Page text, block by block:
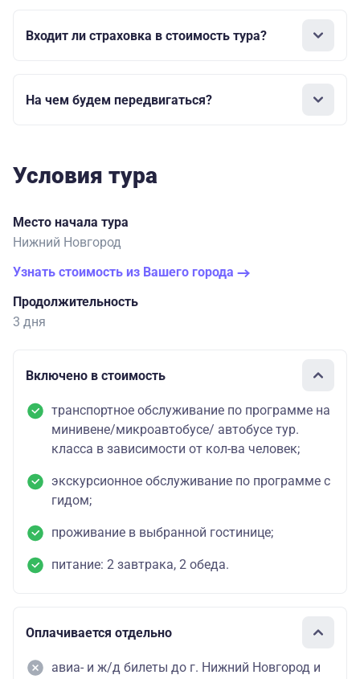
Входит ли страховка в стоимость тура?
На чем будем передвигаться?
Условия тура
Место начала тура
Нижний Новгород
Узнать стоимость из Вашего города
Продолжительность
3 дня
Включено в стоимость
транспортное обслуживание по программе на
минивене/микроавтобусе/ автобусе тур.
класса в зависимости от кол-ва человек;
экскурсионное обслуживание по программе с
гидом;
проживание в выбранной гостинице;
питание: 2 завтрака, 2 обеда.
Оплачивается отдельно
авиа- и ж/д билеты до г. Нижний Новгород и